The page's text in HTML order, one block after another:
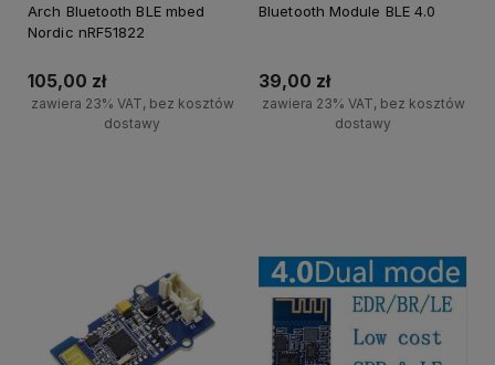
Arch Bluetooth BLE mbed
Nordic nRF51822
105,00 zł
zawiera 23% VAT, bez kosztów
dostawy
Bluetooth Module BLE 4.0
39,00 zł
zawiera 23% VAT, bez kosztów
dostawy